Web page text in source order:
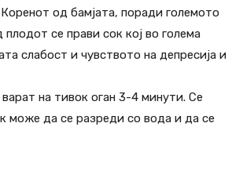
од бамјата, поради големото
се прави сок кој во голема
слабост и чувството на депресија и
на тивок оган 3-4 минути. Се
може да се разреди со вода и да се